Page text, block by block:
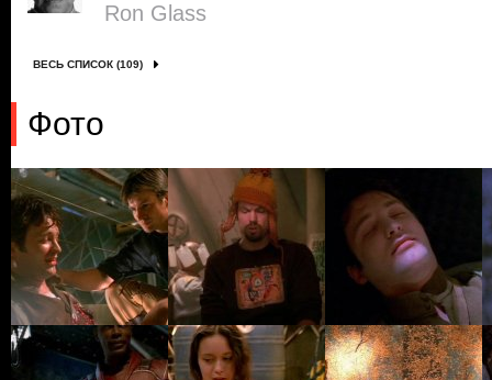
Ron Glass
ВЕСЬ СПИСОК (109)
Фото